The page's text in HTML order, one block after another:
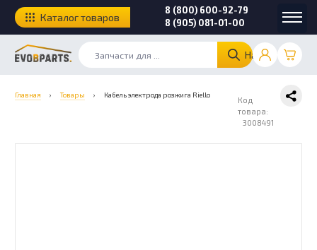
Найти
8 (800) 600-92-79
8 (905) 081-01-00
Каталог товаров
Главная › Товары › Кабель электрода розжига Riello
Код
товара:
3008491